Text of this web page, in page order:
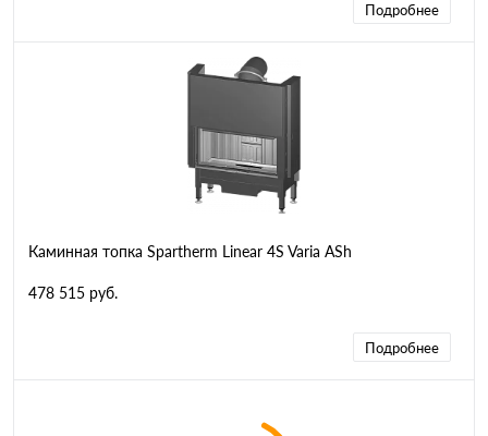
Подробнее
Каминная топка Spartherm Linear 4S Varia ASh
478 515 руб.
Подробнее